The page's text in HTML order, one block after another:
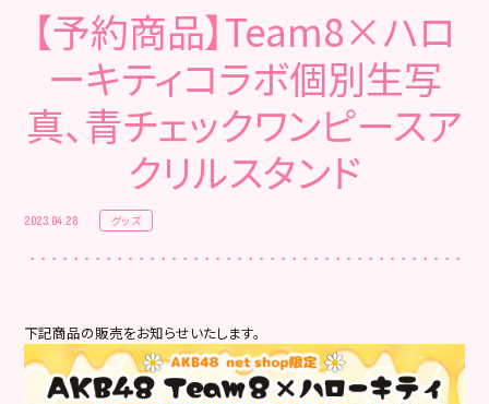
【予約商品】Team8×ハロ
ーキティコラボ個別生写
真、青チェックワンピースア
クリルスタンド
2023.04.28 グッズ
下記商品の販売をお知らせいたします。